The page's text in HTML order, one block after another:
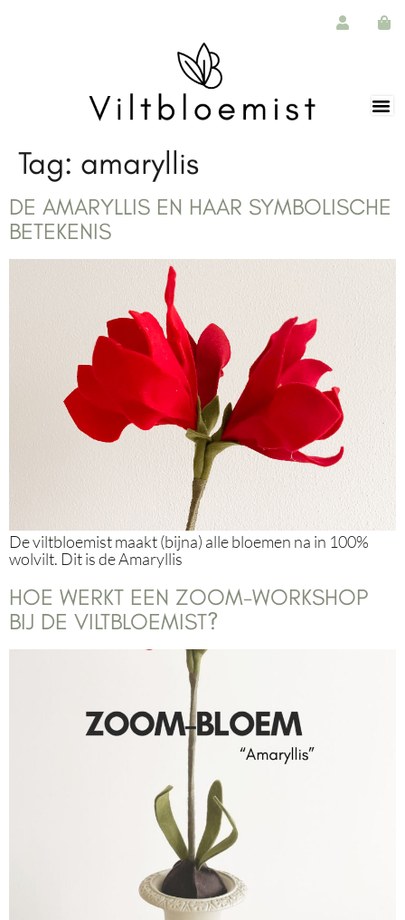
Tag: amaryllis
DE AMARYLLIS EN HAAR SYMBOLISCHE
BETEKENIS
De viltbloemist maakt (bijna) alle bloemen na in 100%
wolvilt. Dit is de Amaryllis
HOE WERKT EEN ZOOM-WORKSHOP
BIJ DE VILTBLOEMIST?